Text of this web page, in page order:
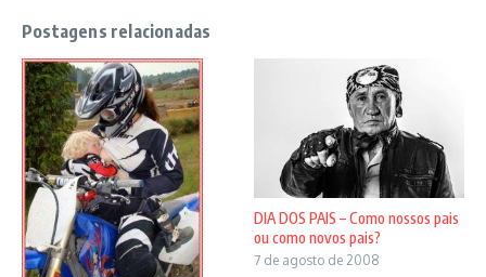
Postagens relacionadas
DIA DOS PAIS – Como nossos pais
ou como novos pais?
7 de agosto de 2008